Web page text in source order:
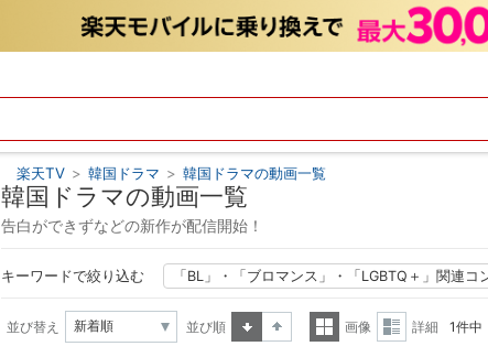
楽天TV > 韓国ドラマ > 韓国ドラマの動画一覧
韓国ドラマの動画一覧
告白ができずなどの新作が配信開始！
キーワードで絞り込む 「BL」・「ブロマンス」・「LGBTQ＋」関連コ
並び替え
並び順
画像
詳細 1件